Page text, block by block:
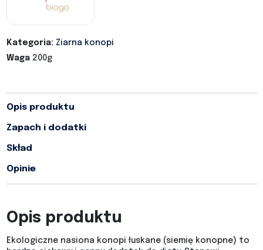
Kategoria: Ziarna konopi
Waga200g
Opis produktu
Zapach i dodatki
Skład
Opinie
Opis produktu
Ekologiczne nasiona konopi łuskane (siemię konopne) to